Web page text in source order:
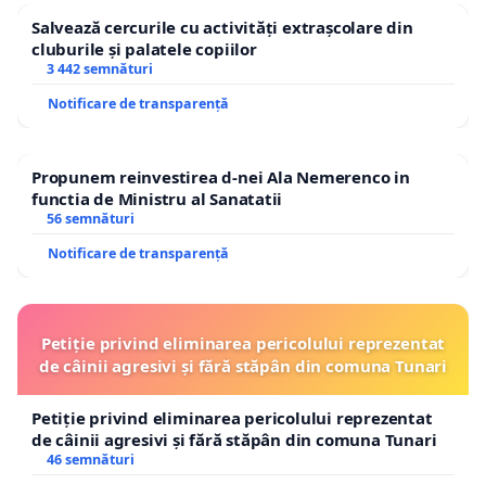
Salvează cercurile cu activități extrașcolare din
cluburile și palatele copiilor
3 442 semnături
Notificare de transparență
Propunem reinvestirea d-nei Ala Nemerenco in
functia de Ministru al Sanatatii
56 semnături
Notificare de transparență
Petiție privind eliminarea pericolului reprezentat
de câinii agresivi și fără stăpân din comuna Tunari
Petiție privind eliminarea pericolului reprezentat
de câinii agresivi și fără stăpân din comuna Tunari
46 semnături